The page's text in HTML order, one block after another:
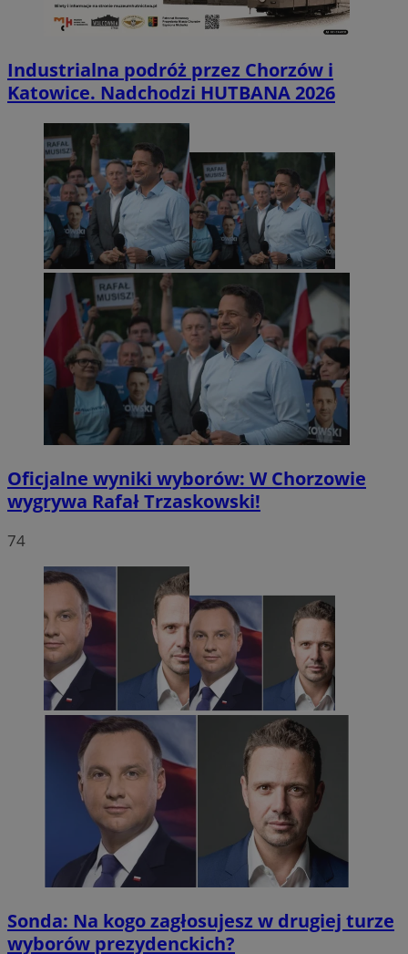
Industrialna podróż przez Chorzów i
Katowice. Nadchodzi HUTBANA 2026
Oficjalne wyniki wyborów: W Chorzowie
wygrywa Rafał Trzaskowski!
74
Sonda: Na kogo zagłosujesz w drugiej turze
wyborów prezydenckich?